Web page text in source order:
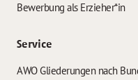
Bewerbung als Erzieher*in
Service
AWO Gliederungen nach